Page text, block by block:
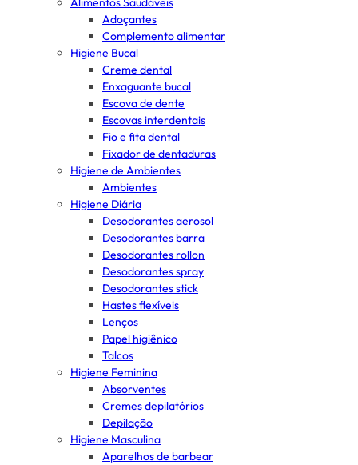
Adoçantes
Complemento alimentar
Higiene Bucal
Creme dental
Enxaguante bucal
Escova de dente
Escovas interdentais
Fio e fita dental
Fixador de dentaduras
Higiene de Ambientes
Ambientes
Higiene Diária
Desodorantes aerosol
Desodorantes barra
Desodorantes rollon
Desodorantes spray
Desodorantes stick
Hastes flexíveis
Lenços
Papel higiênico
Talcos
Higiene Feminina
Absorventes
Cremes depilatórios
Depilação
Higiene Masculina
Aparelhos de barbear